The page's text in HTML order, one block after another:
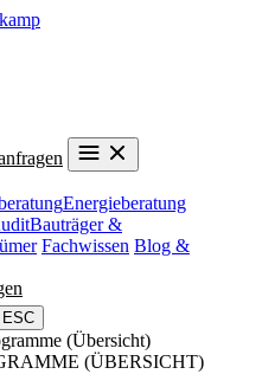
Energieberatung
Bauträger &
Fachwissen Blog &
ESC
(Übersicht)
(ÜBERSICHT)